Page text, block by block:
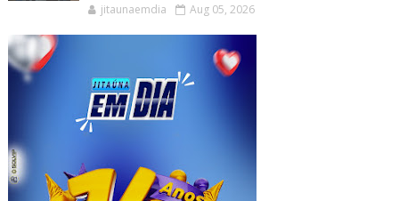
jitaunaemdia Aug 05, 2026